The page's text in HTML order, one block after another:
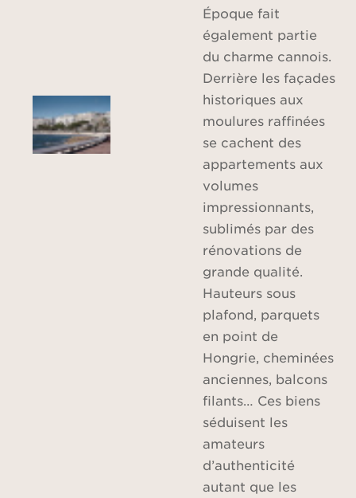
Époque fait
également partie
du charme cannois.
Derrière les façades
historiques aux
moulures raffinées
se cachent des
appartements aux
volumes
impressionnants,
sublimés par des
rénovations de
grande qualité.
Hauteurs sous
plafond, parquets
en point de
Hongrie, cheminées
anciennes, balcons
filants… Ces biens
séduisent les
amateurs
d’authenticité
autant que les